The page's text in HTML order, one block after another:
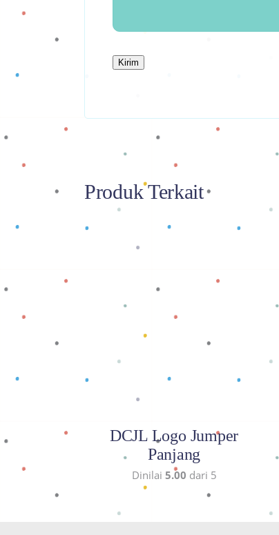
Produk Terkait
Baca selengkapnya
DCJL Logo Jumper
Panjang
Dinilai 5.00 dari 5